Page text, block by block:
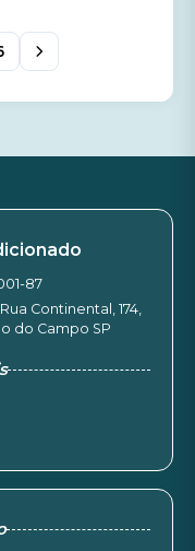
87
Continental, 174,
do Campo SP